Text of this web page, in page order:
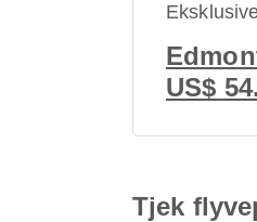
US$
Tjek